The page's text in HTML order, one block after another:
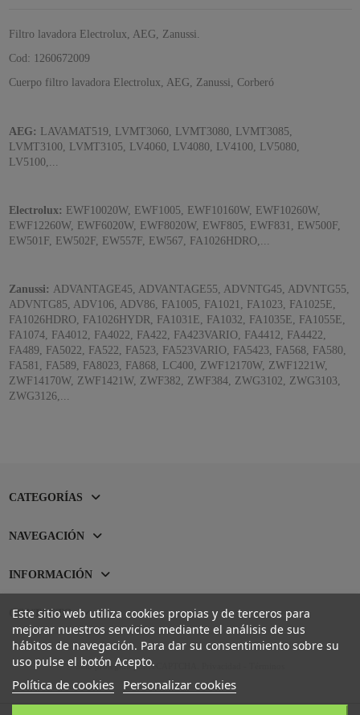
Filtro lavadora Electrolux, AEG, Zanussi.
Cod: 1260672009
Cuerpo filtro lavadora Electrolux, AEG, Zanussi, Corberó
AEG: LAVAMAT519, LVMT3060, LVMT3080, LVMT3085,
LVMT3100, LVMT3105, LV4060, LV4080, LV4100, LV5080,
LV5100,...
Electrolux: EWF10020W, EWF1005, EWF10160W, EWF10260W,
EWF12260W, EWF6020W, EWF8020W, EWF805, EWF831, EW500F,
EW501F, EW502F, EW557F, EW567, FA1026HDRO,...
Zanussi: ADVANTAGE45, ADVANTAGE55, ADVNTG45, ADVNTG55,
ADVNTG85, ADV106, ADV86, FA1005, FA1021, FA1023, FA1025E,
FA1026HDRO, FA1026HYDR, FA1031E, FA1032, FA1035E, FA1055E,
FA1074, FA4012, FA4022, FA422, FA423VARIO, FA4412, FA4422,
FA489, FA5022, FA522, FA523, FA523VARIO, FA5423, FA568, FA580,
FA581, FA589, FA8023, FA868, LC400, ZWF12170W, ZWF1221W,
ZWF14170W, ZWF1421W, ZWF382, ZWF384, ZWG3102, ZWG3103,
ZWG3126,...
CATEGORÍAS
NAVEGACIÓN
INFORMACIÓN
CONTACTO
Este sitio web utiliza cookies propias y de terceros para
mejorar nuestros servicios mediante el análisis de sus
hábitos de navegación. Para dar su consentimiento sobre su
uso pulse el botón Acepto.
Política de cookies Personalizar cookies
Sitio protegido por reCAPTCHA.